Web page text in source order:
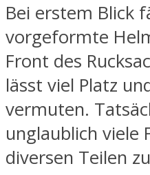
Bei erstem Blick
vorgeformte
Front des
lässt viel Platz
vermuten.
unglaublich viele
diversen Teilen